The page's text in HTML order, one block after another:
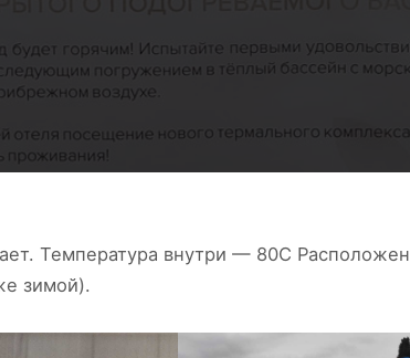
Температура внутри — 80С Расположен
зимой).